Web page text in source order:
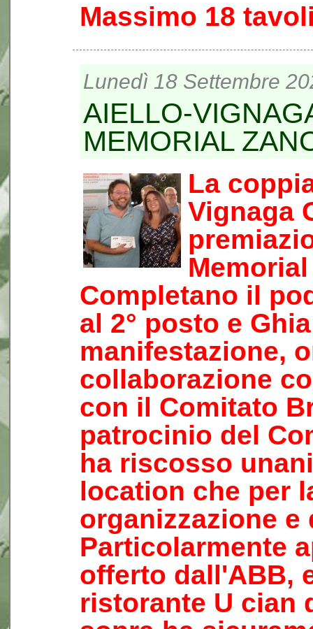
Massimo 18
Lunedì 18 Settembre
AIELLO-
MEMORIAL
La
Vignaga
Completano il
al 2° posto e
manifestazione,
collaborazione
con il Comitato
patrocinio del
ha riscosso
location che per
organizzazione e
Particolarmente
offerto dall'ABB,
ristorante U cian